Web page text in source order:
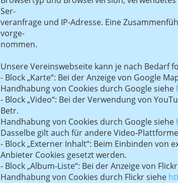
Ser-
veranfrage und IP-Adresse. Eine
vorge-
nommen.
Unsere Vereinswebseite kann je nach Bedarf
- Block „Karte“: Bei der Anzeige von Google
Handhabung von Cookies durch Google siehe
- Block „Video“: Bei der Verwendung von
Betr.
Handhabung von Cookies durch Google siehe
Dasselbe gilt auch für andere Video-
- Block „Externer Inhalt“: Beim Einbinden
Anbieter Cookies gesetzt werden.
- Block „Album-Liste“: Bei der Anzeige von
Handhabung von Cookies durch Flickr siehe